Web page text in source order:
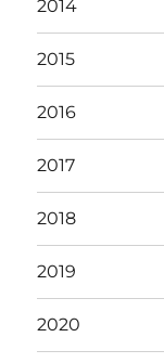
2014
2015
2016
2017
2018
2019
2020